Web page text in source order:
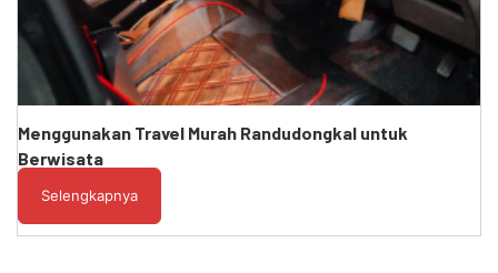
Menggunakan Travel Murah Randudongkal untuk
Berwisata
Selengkapnya